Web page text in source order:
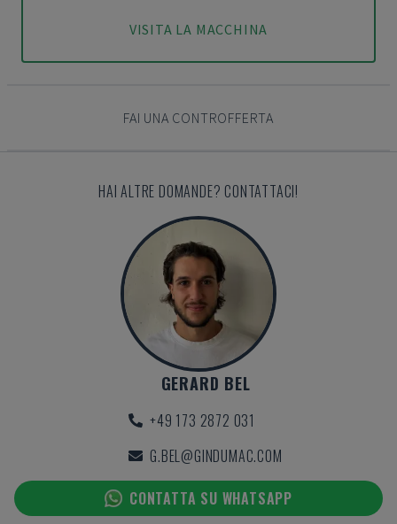
VISITA LA MACCHINA
FAI UNA CONTROFFERTA
HAI ALTRE DOMANDE? CONTATTACI!
GERARD BEL
+49 173 2872 031
G.BEL@GINDUMAC.COM
CONTATTA SU WHATSAPP